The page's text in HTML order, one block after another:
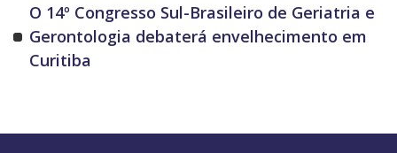
O 14º Congresso Sul-Brasileiro de Geriatria e
Gerontologia debaterá envelhecimento em
Curitiba